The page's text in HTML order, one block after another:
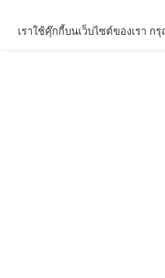
เราใช้คุ๊กกี้บนเว็บไซต์ของเรา